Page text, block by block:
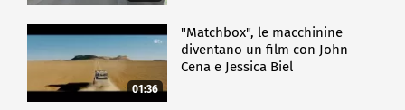
01:36
"Matchbox", le macchinine
diventano un film con John
Cena e Jessica Biel